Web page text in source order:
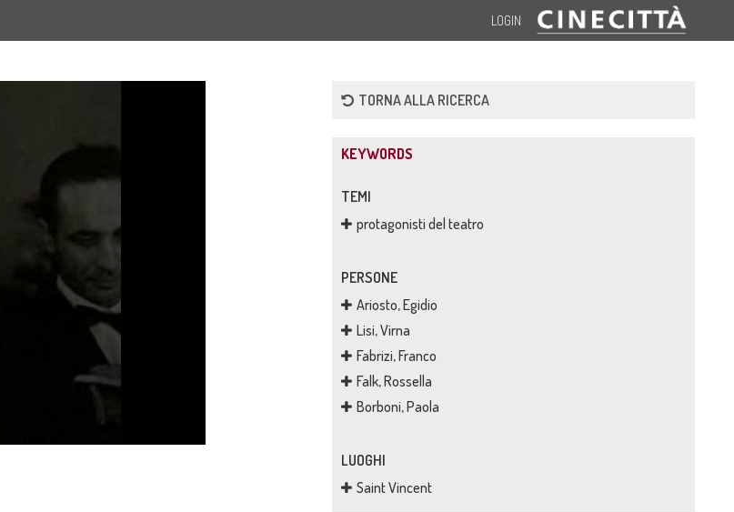
LOGIN
TORNA ALLA RICERCA
KEYWORDS
TEMI
protagonisti del teatro
PERSONE
Ariosto, Egidio
Lisi, Virna
Fabrizi, Franco
Falk, Rossella
Borboni, Paola
LUOGHI
Saint Vincent